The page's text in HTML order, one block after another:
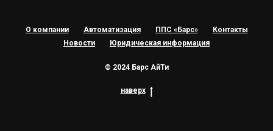
О компании Автоматизация ППС «Барс»
Контакты
Новости
Юридическая информация
© 2024 Барс АйТи
наверх